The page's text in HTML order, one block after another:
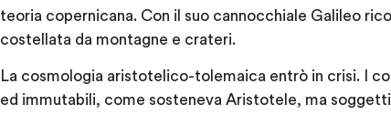
teoria copernicana. Con il suo cannocchiale Galileo
costellata da montagne e crateri.
La cosmologia aristotelico-tolemaica entrò in crisi. I
ed immutabili, come sosteneva Aristotele, ma